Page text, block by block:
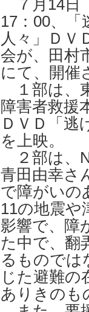
７月14日
17：00、「
人々」ＤＶ
会が、田村
にて、開催
１部は、
障害者救援
ＤＶＤ「逃
を上映。
２部は、
青田由幸さ
で障がいの
11の地震や
影響で、障
た中で、翻
るものでは
じた避難の
ありきのも